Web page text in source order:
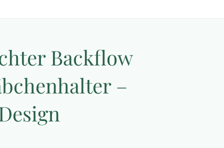
Backflow
–